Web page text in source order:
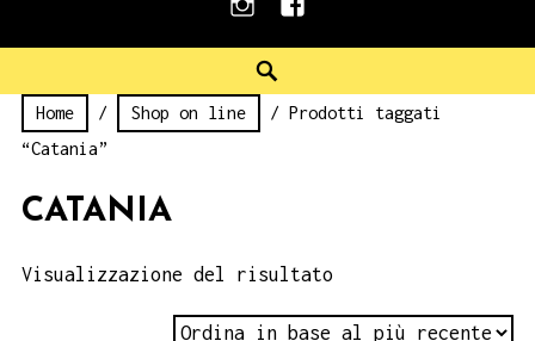
instagramfacebook
Home / Shop on line
/ Prodotti taggati
“Catania”
CATANIA
Visualizzazione del risultato